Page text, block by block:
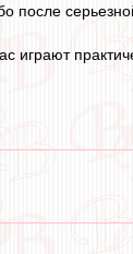
после
играют